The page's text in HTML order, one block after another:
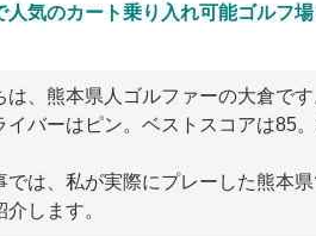
人気のカート乗り入れ可能ゴルフ場
は、熊本県人ゴルファーの大倉です
イバーはピン。ベストスコアは85
では、私が実際にプレーした熊本
します。